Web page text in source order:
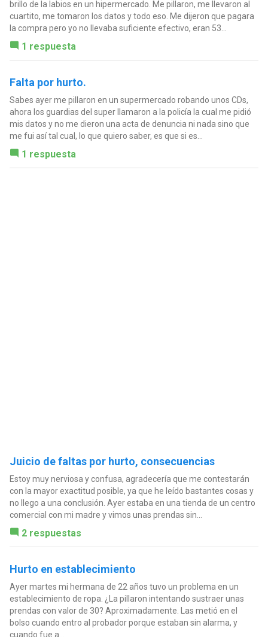
brillo de la labios en un hipermercado. Me pillaron, me llevaron al
cuartito, me tomaron los datos y todo eso. Me dijeron que pagara
la compra pero yo no llevaba suficiente efectivo, eran 53...
1 respuesta
Falta por hurto.
Sabes ayer me pillaron en un supermercado robando unos CDs,
ahora los guardias del super llamaron a la policía la cual me pidió
mis datos y no me dieron una acta de denuncia ni nada sino que
me fui así tal cual, lo que quiero saber, es que si es...
1 respuesta
Juicio de faltas por hurto, consecuencias
Estoy muy nerviosa y confusa, agradecería que me contestarán
con la mayor exactitud posible, ya que he leído bastantes cosas y
no llego a una conclusión. Ayer estaba en una tienda de un centro
comercial con mi madre y vimos unas prendas sin...
2 respuestas
Hurto en establecimiento
Ayer martes mi hermana de 22 años tuvo un problema en un
establecimiento de ropa. ¿La pillaron intentando sustraer unas
prendas con valor de 30? Aproximadamente. Las metió en el
bolso cuando entro al probador porque estaban sin alarma, y
cuando fue a...